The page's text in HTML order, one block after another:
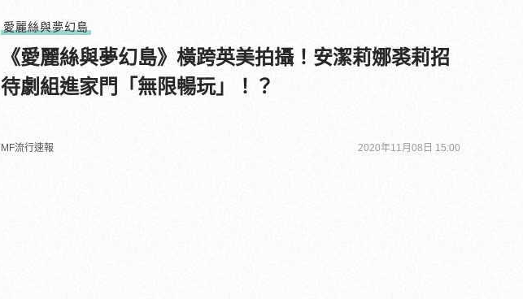
愛麗絲與夢幻島
《愛麗絲與夢幻島》橫跨英美拍攝！安潔莉娜裘莉招
待劇組進家門「無限暢玩」！？
MF流行速報 2020年11月08日 15:00